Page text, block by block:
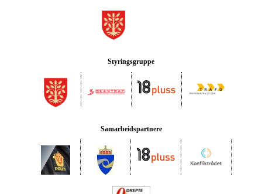
Styringsgruppe
Samarbeidspartnere